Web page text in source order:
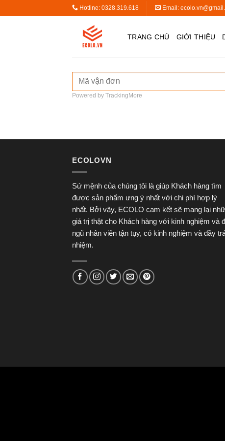
to
Hotline: 0328.319.618 Email:
TRANG CHỦ GIỚI THIỆU
Powered by TrackingMore
ECOLOVN
Sứ mệnh của chúng tôi là giúp Khách hàng tìm
được sản phẩm ưng ý nhất với chi phí hợp lý
nhất. Bởi vậy, ECOLO cam kết sẽ mang lại
giá trị thật cho Khách hàng với kinh nghiệm và
ngũ nhân viên tận tụy, có kinh nghiệm và đầy
nhiệm.